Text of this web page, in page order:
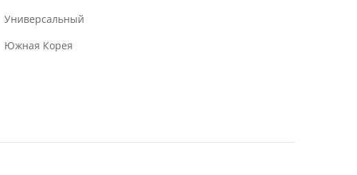
Универсальный
Южная Корея